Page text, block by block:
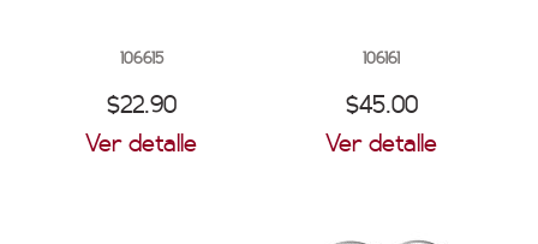
106615
$22.90
Ver detalle
106161
$45.00
Ver detalle